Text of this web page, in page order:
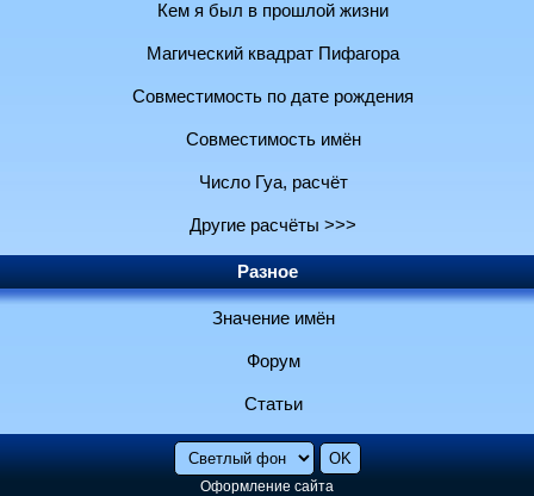
Кем я был в прошлой жизни
Магический квадрат Пифагора
Совместимость по дате рождения
Совместимость имён
Число Гуа, расчёт
Другие расчёты >>>
Разное
Значение имён
Форум
Статьи
Оформление сайта